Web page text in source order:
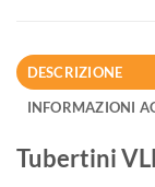
DESCRIZIONE
INFORMAZIONI
Tubertini